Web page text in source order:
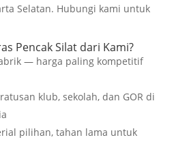
Selatan. Hubungi kami untuk
Pencak Silat dari Kami?
— harga paling kompetitif
klub, sekolah, dan GOR di
pilihan, tahan lama untuk